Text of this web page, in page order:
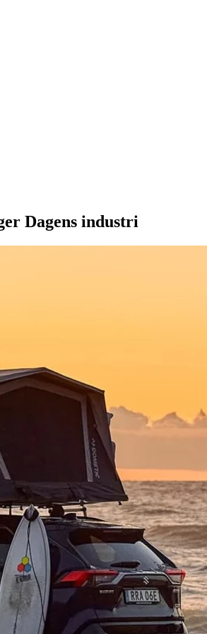
Dagens industri